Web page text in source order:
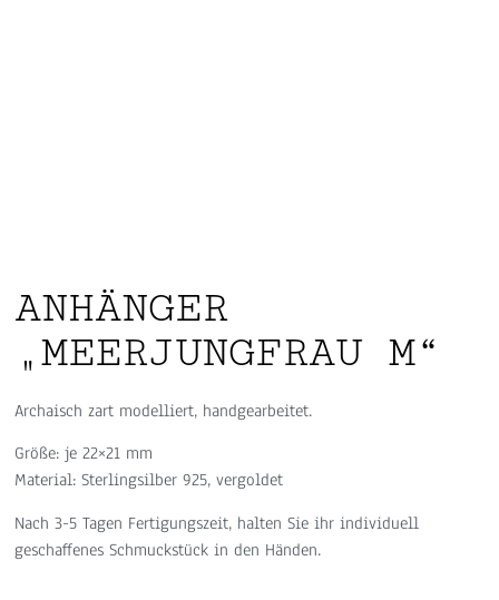
ANHÄNGER
„MEERJUNGFRAU M“
Archaisch zart modelliert, handgearbeitet.
Größe: je 22×21 mm
Material: Sterlingsilber 925, vergoldet
Nach 3-5 Tagen Fertigungszeit, halten Sie ihr individuell
geschaffenes Schmuckstück in den Händen.